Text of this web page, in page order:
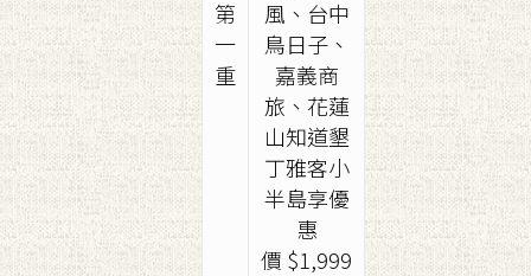
第
一
重
風、台中
鳥日子、
嘉義商
旅、花蓮
山知道墾
丁雅客小
半島享優
惠
價 $1,999